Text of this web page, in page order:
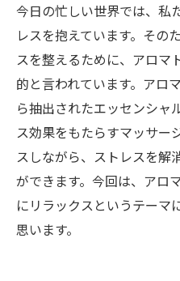
今日の忙しい世界では、私
レスを抱えています。その
スを整えるために、アロマ
的と言われています。アロ
ら抽出されたエッセンシャ
ス効果をもたらすマッサー
スしながら、ストレスを解
ができます。今回は、アロ
にリラックスというテーマ
思います。